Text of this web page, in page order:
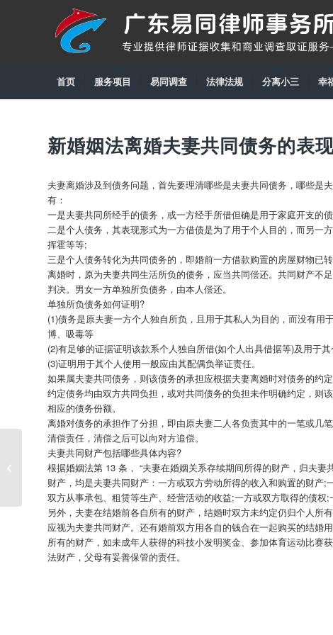
首页 服务项目 易同调查 法律法规 分离小三 幸
新婚姻法离婚夫妻共同债务的表
夫妻离婚涉及到债务问题，首先要理清哪些是夫妻共同债务，哪些
有：
一是夫妻共同所经手的债务，或一方经手所借但确是用于家庭开支的
二是个人债务，其表现形式为一方借债是为了用于个人目的，而另一
挥霍等等;
三是个人债务转化为共同债务的，即婚前一方借款购置的房屋财物已
离婚时，原为夫妻共同生活所负的债务，应当共同偿还。共同财产不
判决。男女一方单独所负债务，由本人偿还。
单独所负债务如何证明?
(1)债务是原夫妻一方个人独自所负，且用于其私人为目的，而没有
博、吸毒等
(2)有足够的证据证明该款系个人独自所借(如个人出具借据等)及用于其
(3)证明用于其个人使用一般应由其配偶负举证责任。
如果属夫妻共同债务，则该债务的承担应根据夫妻离婚时对债务的约
约定债务均由双方共同负担，或对共同债务的负担未作明确约定，则
相应的债务份额。
离婚对债务的承担作了分担，即由原夫妻二人各负责其中的一笔或几
清偿责任，清偿之后可以向对方追偿。
夫妻共同财产包括哪些具体内容?
根据婚姻法第 13 条， “夫妻在婚姻关系存续期间所得的财产，归夫
财产，均是夫妻共同财产：一方或双方劳动所得的收入和购置的财
双方从事承包、租赁等生产、经营活动的收益;一方或双方取得的债权;
另外，夫妻在结婚前各自所有的财产，结婚时双方未约定仍归个人
应视为夫妻共同财产。还有婚前双方用各自的钱合在一起购买的结
所有的财产，如未成年人获得的科技小发明奖金、参加体育运动比
法财产，父母有妥善保管的责任。
好男人必读：让老婆永远没有外遇